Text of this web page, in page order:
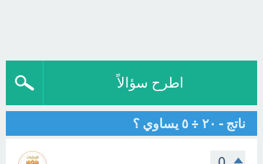
اطرح سؤالاً
ناتج - ٢٠ ÷ ٥ يساوي ؟